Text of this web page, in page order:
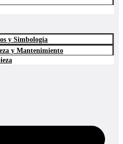
y Simbología
y Mantenimiento